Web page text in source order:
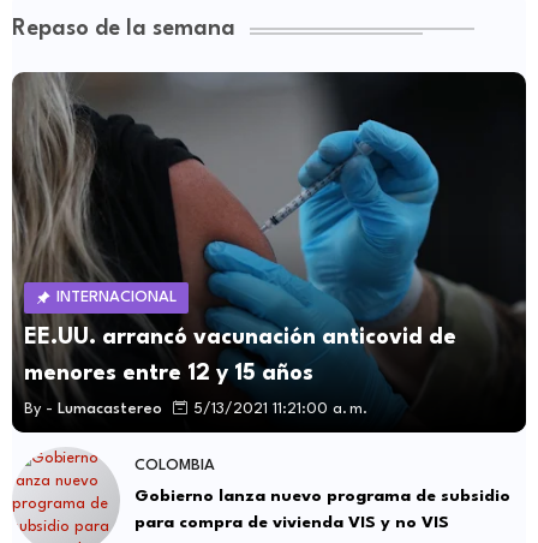
Repaso de la semana
INTERNACIONAL
EE.UU. arrancó vacunación anticovid de
menores entre 12 y 15 años
By - Lumacastereo 5/13/2021 11:21:00 a. m.
COLOMBIA
Gobierno lanza nuevo programa de subsidio
para compra de vivienda VIS y no VIS